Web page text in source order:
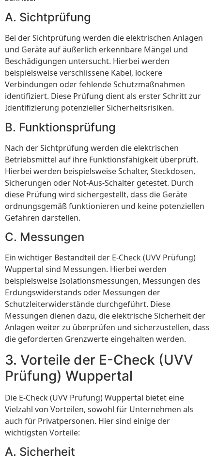
A. Sichtprüfung
Bei der Sichtprüfung werden die elektrischen Anlagen
und Geräte auf äußerlich erkennbare Mängel und
Beschädigungen untersucht. Hierbei werden
beispielsweise verschlissene Kabel, lockere
Verbindungen oder fehlende Schutzmaßnahmen
identifiziert. Diese Prüfung dient als erster Schritt zur
Identifizierung potenzieller Sicherheitsrisiken.
B. Funktionsprüfung
Nach der Sichtprüfung werden die elektrischen
Betriebsmittel auf ihre Funktionsfähigkeit überprüft.
Hierbei werden beispielsweise Schalter, Steckdosen,
Sicherungen oder Not-Aus-Schalter getestet. Durch
diese Prüfung wird sichergestellt, dass die Geräte
ordnungsgemäß funktionieren und keine potenziellen
Gefahren darstellen.
C. Messungen
Ein wichtiger Bestandteil der E-Check (UVV Prüfung)
Wuppertal sind Messungen. Hierbei werden
beispielsweise Isolationsmessungen, Messungen des
Erdungswiderstands oder Messungen der
Schutzleiterwiderstände durchgeführt. Diese
Messungen dienen dazu, die elektrische Sicherheit der
Anlagen weiter zu überprüfen und sicherzustellen, dass
die geforderten Grenzwerte eingehalten werden.
3. Vorteile der E-Check (UVV
Prüfung) Wuppertal
Die E-Check (UVV Prüfung) Wuppertal bietet eine
Vielzahl von Vorteilen, sowohl für Unternehmen als
auch für Privatpersonen. Hier sind einige der
wichtigsten Vorteile:
A. Sicherheit